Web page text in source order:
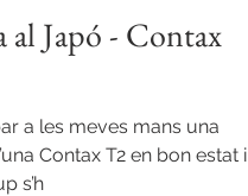
al Japó - Contax
a les meves mans una
Contax T2 en bon estat i
s’h